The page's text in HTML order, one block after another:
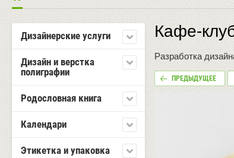
Дизайнерские услуги
Дизайн и верстка
полиграфии
Родословная книга
Календари
Этикетка и упаковка
Кафе-
Разработка
ПРЕДЫДУЩЕЕ